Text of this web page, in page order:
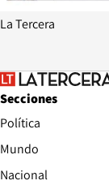
La Tercera
Secciones
Política
Mundo
Nacional